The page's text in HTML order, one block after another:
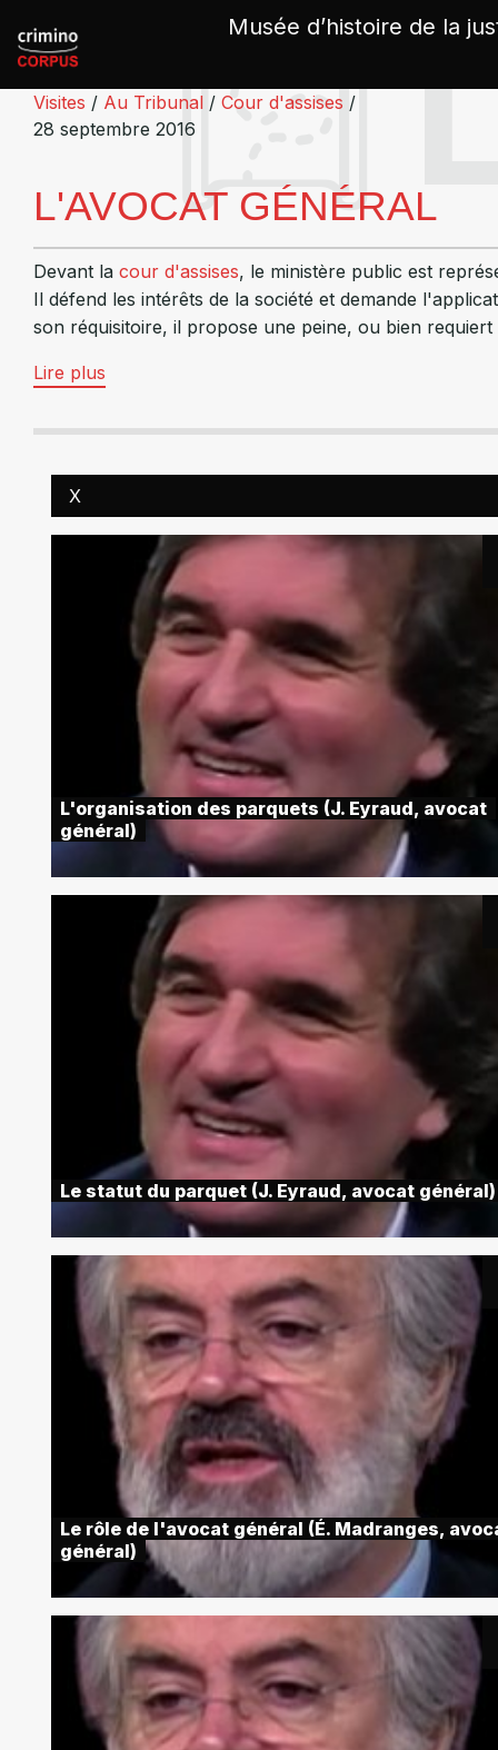
Musée d’histoire de la
Visites / Au Tribunal / Cour d'assises /
28 septembre 2016
L'AVOCAT GÉNÉRAL
Devant la cour d'assises, le ministère public est
Il défend les intérêts de la société et demande
son réquisitoire, il propose une peine, ou bien
Lire plus
X
L'organisation des parquets (J. Eyraud, avocat
général)
Le statut du parquet (J. Eyraud, avocat général)
Le rôle de l'avocat général (É. Madranges,
général)
Panneau de gestion des cookies